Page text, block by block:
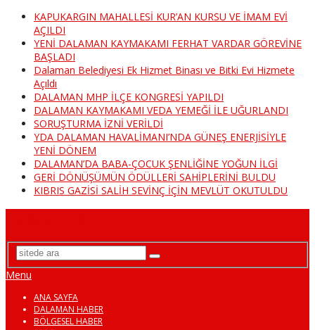
KAPUKARGIN MAHALLESİ KUR’AN KURSU VE İMAM EVİ
AÇILDI
YENİ DALAMAN KAYMAKAMI FERHAT VARDAR GÖREVİNE
BAŞLADI
Dalaman Belediyesi Ek Hizmet Binası ve Bitki Evi Hizmete
Açıldı
DALAMAN MHP İLÇE KONGRESİ YAPILDI
DALAMAN KAYMAKAMI VEDA YEMEĞİ İLE UĞURLANDI
SORUŞTURMA İZNİ VERİLDİ
YDA DALAMAN HAVALİMANI’NDA GÜNEŞ ENERJİSİYLE
YENİ DÖNEM
DALAMAN’DA BABA-ÇOCUK ŞENLİĞİNE YOĞUN İLGİ
GERİ DÖNÜŞÜMÜN ÖDÜLLERİ SAHİPLERİNİ BULDU
KIBRIS GAZİSİ SALİH SEVİNÇ İÇİN MEVLÜT OKUTULDU
Menu
ANA SAYFA
DALAMAN HABER
BÖLGESEL HABER